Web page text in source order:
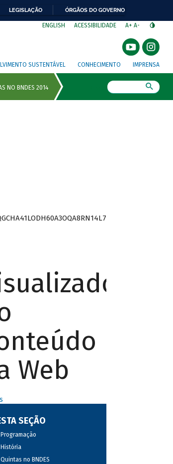
LEGISLAÇÃO ÓRGÃOS DO GOVERNO
ENGLISH ACESSIBILIDADE A+ A-
SUSTENTÁVEL CONHECIMENTO IMPRENSA
Web
SEÇÃO
Programação
História
Quintas no BNDES